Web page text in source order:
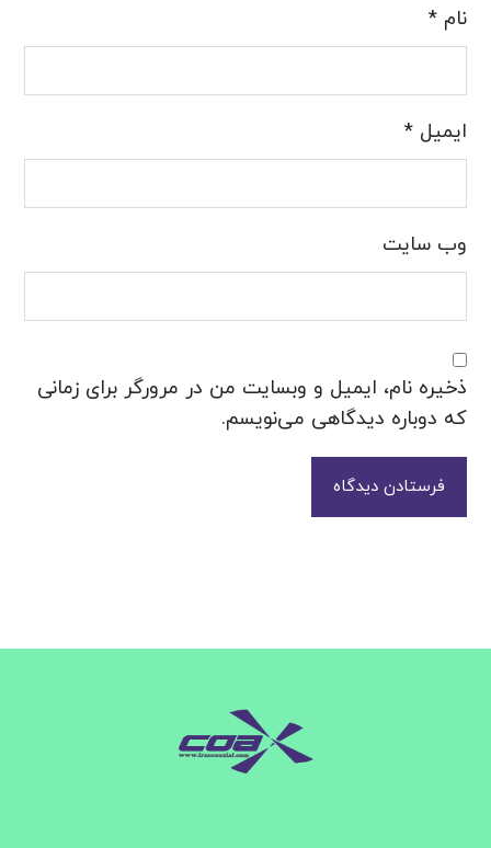
نام*
ایمیل*
وب‌ سایت
ذخیره نام، ایمیل و وبسایت من در مرورگر برای زمانی
که دوباره دیدگاهی می‌نویسم.
فرستادن دیدگاه